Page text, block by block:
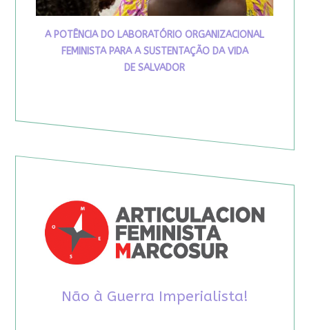
A POTÊNCIA DO LABORATÓRIO ORGANIZACIONAL
FEMINISTA PARA A SUSTENTAÇÃO DA VIDA
DE SALVADOR
Não à Guerra Imperialista!